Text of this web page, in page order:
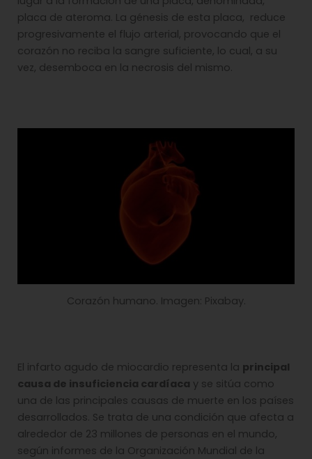
placa de ateroma. La génesis de esta placa, reduce
progresivamente el flujo arterial, provocando que el
corazón no reciba la sangre suficiente, lo cual, a su
vez, desemboca en la necrosis del mismo.
Corazón humano. Imagen: Pixabay.
El infarto agudo de miocardio representa la principal
causa de insuficiencia cardíaca y se sitúa como
una de las principales causas de muerte en los países
desarrollados. Se trata de una condición que afecta a
alrededor de 23 millones de personas en el mundo,
según informes de la Organización Mundial de la